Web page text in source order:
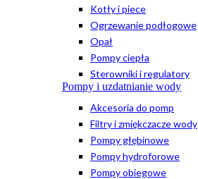
Kotły i piece
Ogrzewanie podłogowe
Opał
Pompy ciepła
Sterowniki i regulatory
Pompy i uzdatnianie wody
Akcesoria do pomp
Filtry i zmiękczacze wody
Pompy głębinowe
Pompy hydroforowe
Pompy obiegowe